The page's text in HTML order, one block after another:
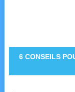
6 CONSEILS